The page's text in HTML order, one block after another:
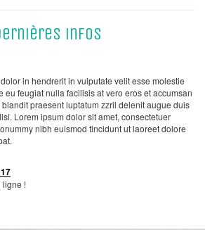
infos
in hendrerit in vulputate velit esse molestie
eu feugiat nulla facilisis at vero eros et accumsan
praesent luptatum zzril delenit augue duis
Lorem ipsum dolor sit amet, consectetuer
nibh euismod tincidunt ut laoreet dolore
ligne !